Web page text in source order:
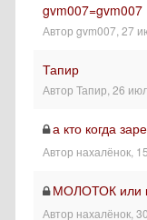
gvm007=gvm007
Автор gvm007 27
Тапир
Автор Тапир 26
а кто когда
Автор нахалёнок
МОЛОТОК или
Автор нахалёнок